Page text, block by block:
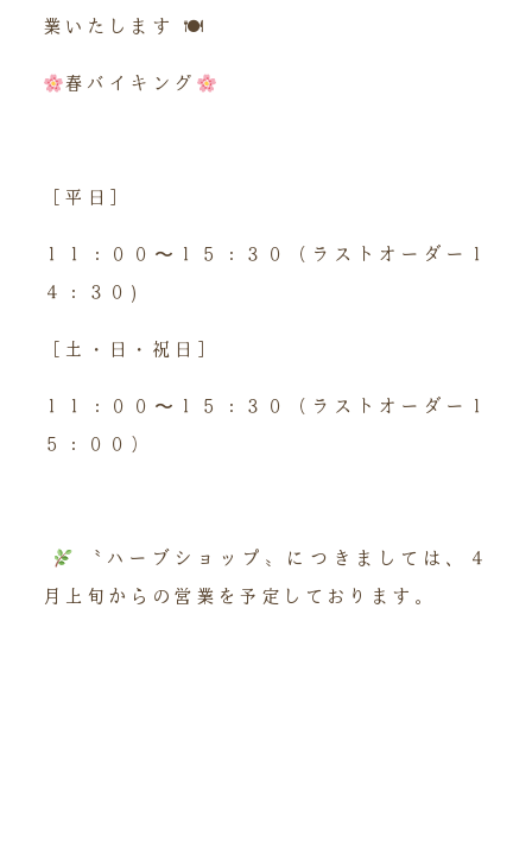
業いたします 🍽
春バイキング
［平日］
１１：００〜１５：３０（ラストオーダー１
４：３０)
［土・日・祝日］
１１：００〜１５：３０（ラストオーダー１
５：００）
〝ハーブショップ〟につきましては、４
月上旬からの営業を予定しております。